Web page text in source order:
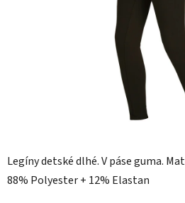
Legíny detské dlhé. V páse guma.
88% Polyester + 12% Elastan